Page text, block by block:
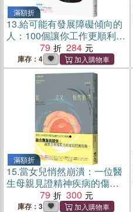
滿額折
13.給可能有發展障礙傾向的
人：100個讓你工作更順利的
職場應對術
79 284
庫存：4
滿額折
15.當女兒悄然崩潰：一位醫
生母親見證精神疾病的傷痛
79 300
庫存：3